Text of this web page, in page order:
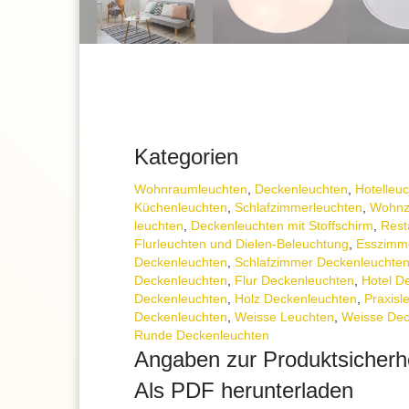
Kategorien
Wohnraum­leuchten, Decken­leuchten,
Küchenleuchten, Schlafzimmer­leuchten,
leuchten, Deckenleuchten mit Stoffschirm,
Flurleuchten und Dielen-Beleuchtung,
Deckenleuchten, Schlafzimmer Deckenleuchten
Deckenleuchten, Flur Deckenleuchten, Hotel
Deckenleuchten, Holz Deckenleuchten,
Deckenleuchten, Weisse Leuchten, Weisse
Runde Deckenleuchten
Angaben zur
Als PDF herunterladen